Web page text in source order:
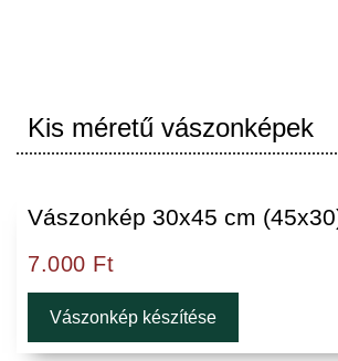
Kis méretű vászonképek
Vászonkép 30x45 cm
7.000 Ft
Vászonkép készítése